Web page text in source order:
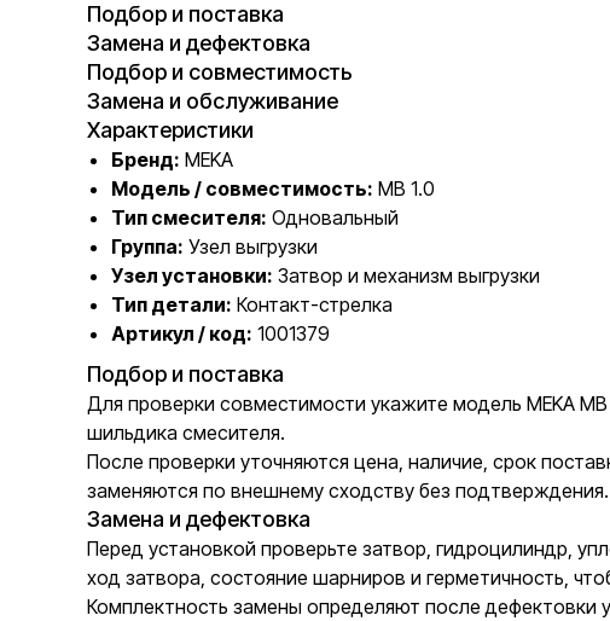
Подбор и поставка
Замена и дефектовка
Подбор и совместимость
Замена и обслуживание
Характеристики
Бренд: MEKA
Модель / совместимость: MB 1.0
Тип смесителя: Одновальный
Группа: Узел выгрузки
Узел установки: Затвор и механизм выгрузки
Тип детали: Контакт-стрелка
Артикул / код: 1001379
Подбор и поставка
Для проверки совместимости укажите модель MEKA
шильдика смесителя.
После проверки уточняются цена, наличие, срок
заменяются по внешнему сходству без подтверждения.
Замена и дефектовка
Перед установкой проверьте затвор, гидроцилиндр,
ход затвора, состояние шарниров и герметичность,
Комплектность замены определяют после